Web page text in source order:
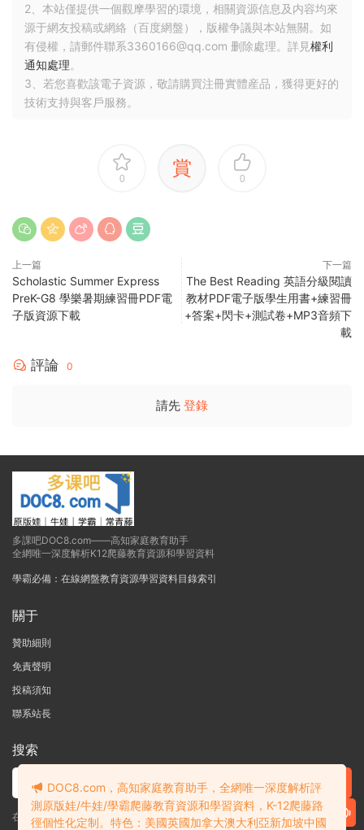
2、本站僅提供一個觀摩學習的環境，相關資源信息及内容均來
源于網友投稿或網絡（百度網盤），版權争議與本站無關。如
有侵權，請郵件聯系3360166@qq.com 删除處理。詳見權利
通知處理。
3、若您喜歡該電子資源，敬請購買注冊實體産品，獲得更好的
技術支持與客戶服務。
0 賞 0
上一篇
Scholastic Summer Express
PreK-G8 學樂暑期練習冊PDF電
子版資源下載
下一篇
The Best Reading 英語分級閱讀
教材PDF電子版學生用書+練習冊
+答案+閃卡+測試卷+MP3音頻下
載
評論 0
請先 登錄
多課吧DOC8.com——高知家庭教育助手
全網唯一深度解析K12爬藤教育資源和學習資料
學霸必備：在線網盤教育資源學習資料目錄索引
關于
贊助細則
免責聲明
投稿須知
聯系站長
搜索
在線搜索GK-G12海量英文原版教材/章節書/國際考試/學科競賽資料！
DOC8.com，高知家庭教育助手，全網唯一深度解析評
測原版娃/牛娃/學霸爬藤教育資源和學習資料，K-12爬藤路
徑個性化定制。特色：美國英國加拿大澳大利亞新加坡中國